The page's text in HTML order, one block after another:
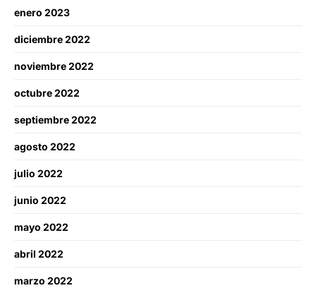
enero 2023
diciembre 2022
noviembre 2022
octubre 2022
septiembre 2022
agosto 2022
julio 2022
junio 2022
mayo 2022
abril 2022
marzo 2022